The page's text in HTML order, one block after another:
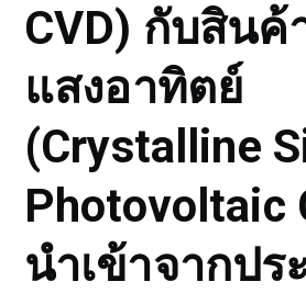
CVD) กับสินค้
แสงอาทิตย์
(Crystalline
Photovoltaic
นำเข้าจากปร